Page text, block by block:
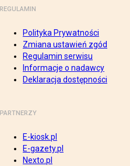
REGULAMIN
Polityka Prywatności
Zmiana ustawień zgód
Regulamin serwisu
Informacje o nadawcy
Deklaracja dostępności
PARTNERZY
E-kiosk.pl
E-gazety.pl
Nexto.pl